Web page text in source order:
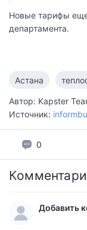
Новые тарифы
департамента.
Астана
Автор: Kapster
Источник:
0
Добавить